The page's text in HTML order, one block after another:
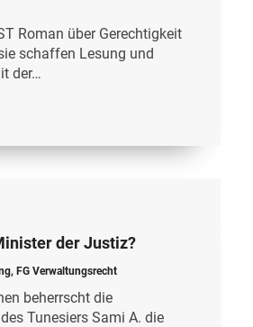
Roman über Gerechtigkeit
schaffen Lesung und
der…
der Justiz?
, FG Verwaltungsrecht
beherrscht die
Tunesiers Sami A. die